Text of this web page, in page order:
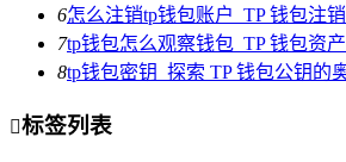
6怎么注销tp钱包账户_TP 钱包注
7tp钱包怎么观察钱包_TP 钱包资
8tp钱包密钥_探索 TP 钱包公钥的
标签列表